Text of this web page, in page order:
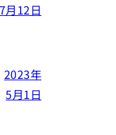
月12日
2023年
5月1日